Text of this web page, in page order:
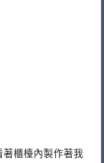
櫃檯內製作著我